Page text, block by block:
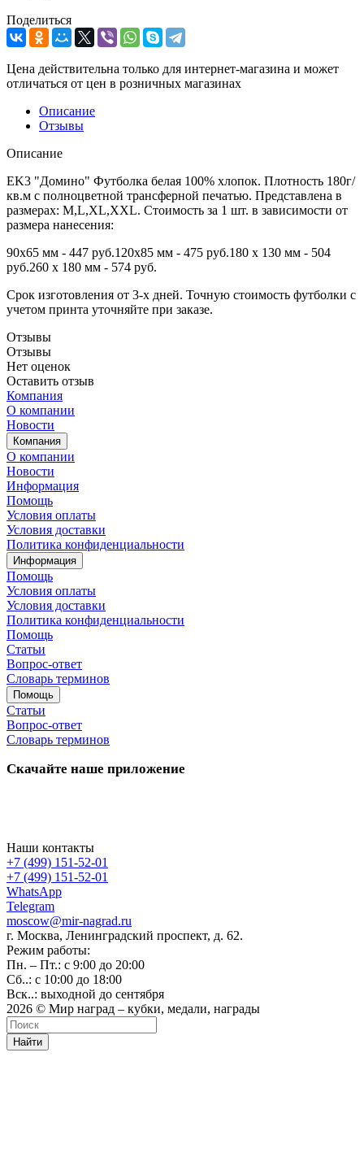
Поделиться
Цена действительна только для интернет-магазина и может
отличаться от цен в розничных магазинах
Описание
Отзывы
Описание
EK3 "Домино" Футболка белая 100% хлопок. Плотность 180г/
кв.м с полноцветной трансферной печатью. Представлена в
размерах: M,L,XL,XXL. Стоимость за 1 шт. в зависимости от
размера нанесения:
90х65 мм - 447 руб.120х85 мм - 475 руб.180 х 130 мм - 504
руб.260 х 180 мм - 574 руб.
Срок изготовления от 3-х дней. Точную стоимость футболки с
учетом принта уточняйте при заказе.
Отзывы
Отзывы
Нет оценок
Оставить отзыв
Компания
О компании
Новости
Компания
О компании
Новости
Информация
Помощь
Условия оплаты
Условия доставки
Политика конфиденциальности
Информация
Помощь
Условия оплаты
Условия доставки
Политика конфиденциальности
Помощь
Статьи
Вопрос-ответ
Словарь терминов
Помощь
Статьи
Вопрос-ответ
Словарь терминов
Скачайте наше приложение
Наши контакты
+7 (499) 151-52-01
+7 (499) 151-52-01
WhatsApp
Telegram
moscow@mir-nagrad.ru
г. Москва, Ленинградский проспект, д. 62.
Режим работы:
Пн. – Пт.: с 9:00 до 20:00
Сб..: с 10:00 до 18:00
Вск..: выходной до сентября
2026 © Мир наград – кубки, медали, награды
Найти